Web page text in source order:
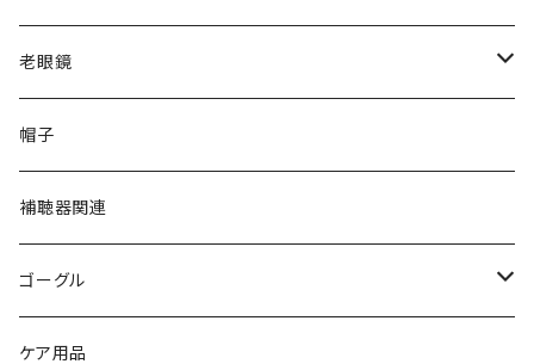
VivienneWestwood ヴィヴィアン
PAGE BOY ページボーイ
フルラ FURLA
トムフォード TOM FORD
NIKE ナイキ
gucci グッチ
VivienneWestwood ヴィヴィアン
FURLA フルラ
トムフォード TOM FORD
Oakley オークリー
老眼鏡
エッシェンバッハ Eschenbach
PORSCHE DESIGN ポルシェデザイン
ルーペ
帽子
補聴器関連
ゴーグル
アックス AXE
ケア用品